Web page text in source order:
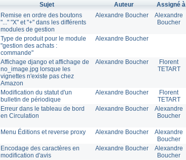
Sujet Auteur Assigné à
Remise en ordre des boutons
"..." "X" et "+" dans les différents
modules de gestion
Alexandre Boucher
Alexandre
Boucher
Type de produit pour le module
"gestion des achats :
commande"
Alexandre Boucher
Affichage django et affichage de
no_image.jpg lorsque les
vignettes n'existe pas chez
Amazon
Alexandre Boucher
Florent
TETART
Modification du statut d'un
bulletin de périodique
Alexandre Boucher
Florent
TETART
Erreur dans le tableau de bord
en Circulation
Alexandre Boucher
Alexandre
Boucher
Menu Éditions et reverse proxy Alexandre Boucher
Alexandre
Boucher
Encodage des caractères en
modification d'avis
Alexandre Boucher
Alexandre
Boucher